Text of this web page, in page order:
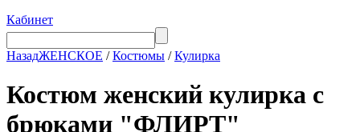
Кабинет
НазадЖЕНСКОЕ /Костюмы /Кулирка
Костюм женский кулирка с
брюками "ФЛИРТ"